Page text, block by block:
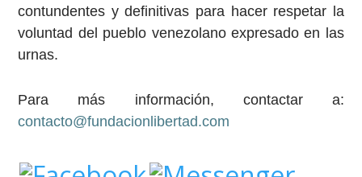
contundentes y definitivas para hacer respetar la
voluntad del pueblo venezolano expresado en las
urnas.
Para más información, contactar a:
contacto@fundacionlibertad.com